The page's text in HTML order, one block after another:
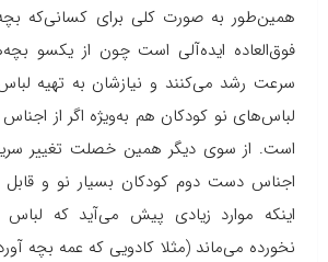
همین‌طور به صورت کلی برای کسانی‌که
فوق‌العاده ایده‌آلی است چون از یکسو
سرعت رشد می‌کنند و نیازشان به تهیه
لباس‌های نو کودکان هم به‌ویژه اگر از
است. از سوی دیگر همین خصلت تغییر
اجناس دست دوم کودکان بسیار نو و قابل
اینکه موارد زیادی پیش می‌آید که
نخورده می‌ماند (مثلا کادویی که عمه بچه